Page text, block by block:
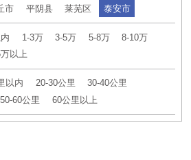
市 平阴县 莱芜区 泰安市
1-3万 3-5万 5-8万
8-10万
以上
以内 20-30公里
30-40公里
50-60公里 60公里以上